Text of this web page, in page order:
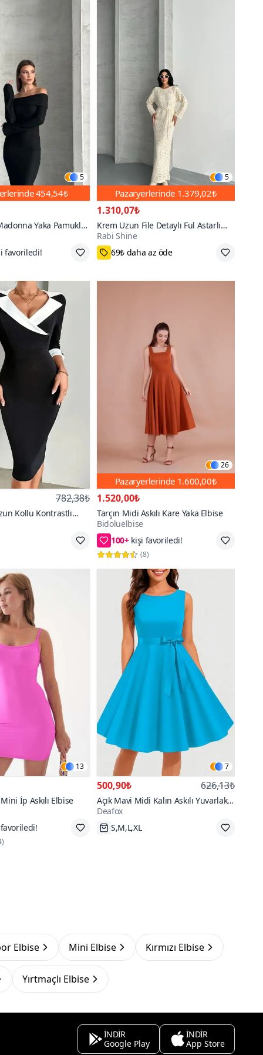
5
454,54₺
Yaka Pamuklu
az öde
5
Pazaryerlerinde 1.379,02₺
1.310,07₺
Krem Uzun File Detaylı Ful Astarlı
Ajur Triko Elbise
Rabi Shine
Standart
782,38₺
Kollu Kontrastlı
Kol Düğmeli A Kesim
26
Pazaryerlerinde 1.600,00₺
1.520,00₺
Tarçın Midi Askılı Kare Yaka Elbise
Bidoluelbise
100+
80₺ daha az öde
(8)
13
İp Askılı Elbise
)
7
500,90₺ 626,13₺
Açık Mavi Midi Kalın Askılı Yuvarlak
Yaka Kuşaklı Pileli Krep Kumaş
Elbise
Deafox
Hızlı Kargo
Elbise Mini Elbise Kırmızı Elbise
Yırtmaçlı Elbise
İNDİR
Google Play
İNDİR
App Store